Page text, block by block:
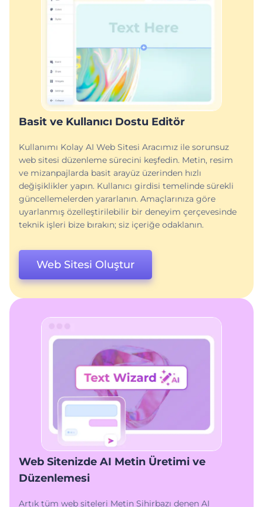
Basit ve Kullanıcı Dostu Editör
Kullanımı Kolay AI Web Sitesi Aracımız ile sorunsuz
web sitesi düzenleme sürecini keşfedin. Metin, resim
ve mizanpajlarda basit arayüz üzerinden hızlı
değişiklikler yapın. Kullanıcı girdisi temelinde sürekli
güncellemelerden yararlanın. Amaçlarınıza göre
uyarlanmış özelleştirilebilir bir deneyim çerçevesinde
teknik işleri bize bırakın; siz içeriğe odaklanın.
Web Sitesi Oluştur
Web Sitenizde AI Metin Üretimi ve
Düzenlemesi
Artık tüm web siteleri Metin Sihirbazı denen AI